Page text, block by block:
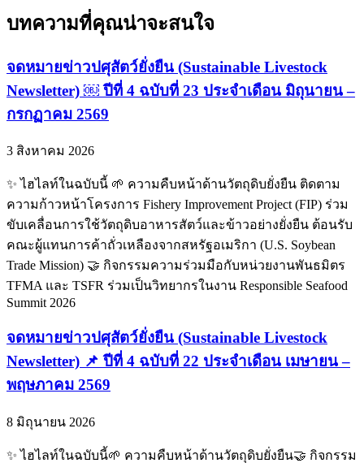
บทความที่คุณน่าจะสนใจ
จดหมายข่าวปศุสัตว์ยั่งยืน (Sustainable Livestock
Newsletter) ￼ ปีที่ 4 ฉบับที่ 23 ประจำเดือน มิถุนายน –
กรกฏาคม 2569
3 สิงหาคม 2026
✨ ไฮไลท์ในฉบับนี้ 🌱 ความคืบหน้าด้านวัตถุดิบยั่งยืน ติดตาม
ความก้าวหน้าโครงการ Fishery Improvement Project (FIP) ร่วม
ขับเคลื่อนการใช้วัตถุดิบอาหารสัตว์และข้าวอย่างยั่งยืน ต้อนรับ
คณะผู้แทนการค้าถั่วเหลืองจากสหรัฐอเมริกา (U.S. Soybean
Trade Mission) 🤝 กิจกรรมความร่วมมือกับหน่วยงานพันธมิตร
TFMA และ TSFR ร่วมเป็นวิทยากรในงาน Responsible Seafood
Summit 2026
จดหมายข่าวปศุสัตว์ยั่งยืน (Sustainable Livestock
Newsletter) 📌 ปีที่ 4 ฉบับที่ 22 ประจำเดือน เมษายน –
พฤษภาคม 2569
8 มิถุนายน 2026
✨ ไฮไลท์ในฉบับนี้🌱 ความคืบหน้าด้านวัตถุดิบยั่งยืน🤝 กิจกรรม